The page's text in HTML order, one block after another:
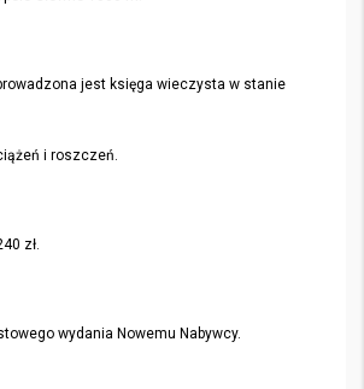
jest księga wieczysta w stanie
i roszczeń.
zł.
wydania Nowemu Nabywcy.